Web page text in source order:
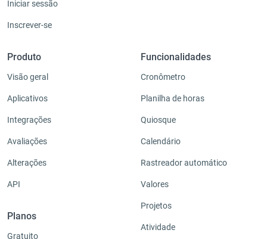
Iniciar sessão
Inscrever-se
Produto
Visão geral
Aplicativos
Integrações
Avaliações
Alterações
API
Planos
Gratuito
Funcionalidades
Cronômetro
Planilha de horas
Quiosque
Calendário
Rastreador automático
Valores
Projetos
Atividade